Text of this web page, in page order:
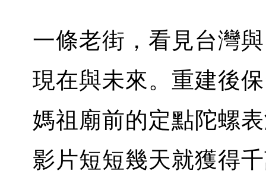
一條老街，看見台灣
現在與未來。重建後
媽祖廟前的定點陀螺
影片短短幾天就獲得